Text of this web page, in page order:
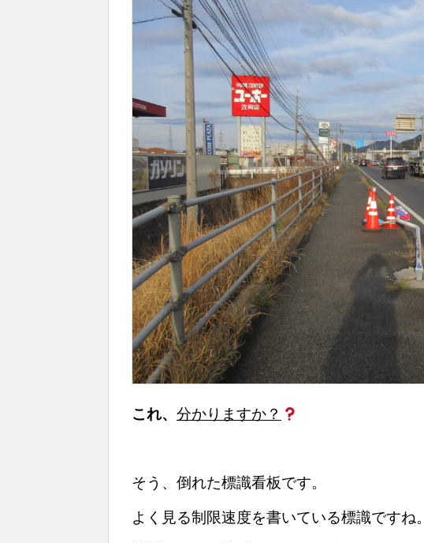
これ、 分かりますか？
そう、倒れた標識看板です。
よく見る制限速度を書いている標識ですね。